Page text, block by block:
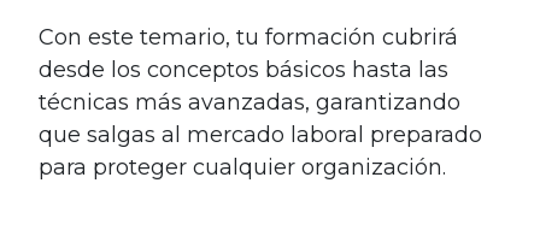
Con este temario, tu formación cubrirá
desde los conceptos básicos hasta las
técnicas más avanzadas, garantizando
que salgas al mercado laboral preparado
para proteger cualquier organización.